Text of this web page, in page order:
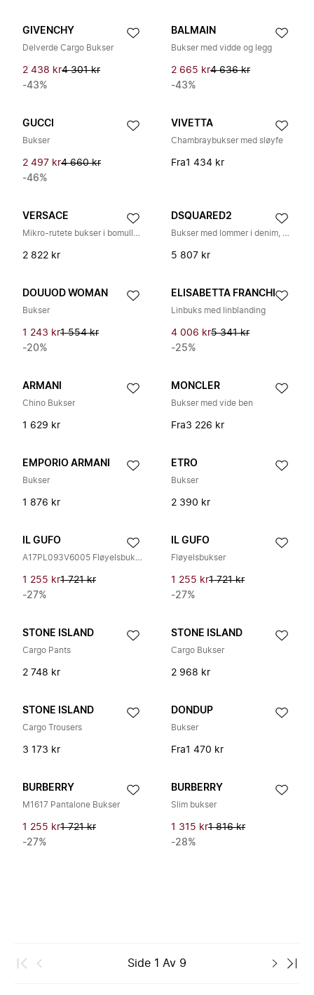
GIVENCHY
Delverde Cargo Bukser
2 438 kr4 301 kr
-43%
BALMAIN
Bukser med vidde og legg
2 665 kr4 636 kr
-43%
GUCCI
Bukser
2 497 kr4 660 kr
-46%
VIVETTA
Chambraybukser med sløyfe
Fra1 434 kr
VERSACE
Mikro-rutete bukser i bomullspoplin
2 822 kr
DSQUARED2
Bukser med lommer i denim, modell med dobbel knepping, rett ben
5 807 kr
DOUUOD WOMAN
Bukser
1 243 kr1 554 kr
-20%
ELISABETTA FRANCHI
Linbuks med linblanding
4 006 kr5 341 kr
-25%
ARMANI
Chino Bukser
1 629 kr
MONCLER
Bukser med vide ben
Fra3 226 kr
EMPORIO ARMANI
Bukser
1 876 kr
ETRO
Bukser
2 390 kr
IL GUFO
A17PL093V6005 Fløyelsbukser
1 255 kr1 721 kr
-27%
IL GUFO
Fløyelsbukser
1 255 kr1 721 kr
-27%
STONE ISLAND
Cargo Pants
2 748 kr
STONE ISLAND
Cargo Bukser
2 968 kr
STONE ISLAND
Cargo Trousers
3 173 kr
DONDUP
Bukser
Fra1 470 kr
BURBERRY
M1617 Pantalone Bukser
1 255 kr1 721 kr
-27%
BURBERRY
Slim bukser
1 315 kr1 816 kr
-28%
Side 1 Av 9